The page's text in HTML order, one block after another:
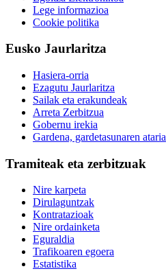
Lege informazioa
Cookie politika
Eusko Jaurlaritza
Hasiera-orria
Ezagutu Jaurlaritza
Sailak eta erakundeak
Arreta Zerbitzua
Gobernu irekia
Gardena, gardetasunaren ataria
Tramiteak eta zerbitzuak
Nire karpeta
Dirulaguntzak
Kontratazioak
Nire ordainketa
Eguraldia
Trafikoaren egoera
Estatistika